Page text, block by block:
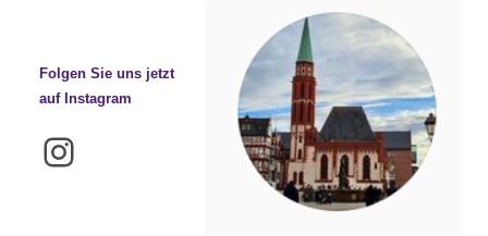
Folgen Sie uns jetzt
auf Instagram
Instagram